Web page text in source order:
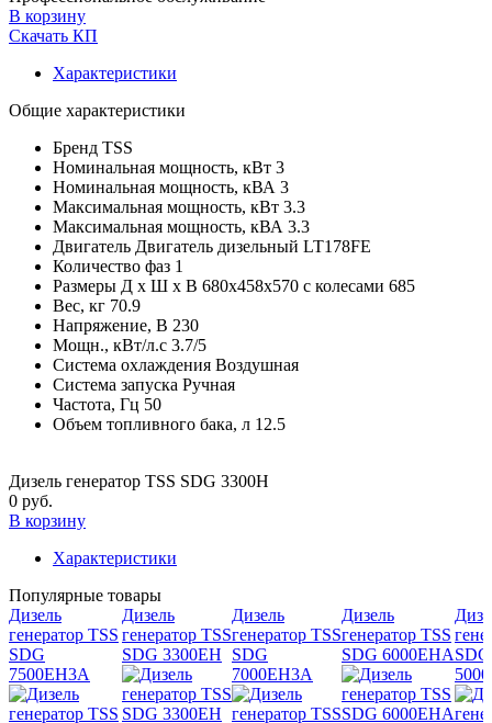
В корзину
Скачать КП
Характеристики
Общие характеристики
Бренд TSS
Номинальная мощность, кВт 3
Номинальная мощность, кВА 3
Максимальная мощность, кВт 3.3
Максимальная мощность, кВА 3.3
Двигатель Двигатель дизельный LT178FE
Количество фаз 1
Размеры Д х Ш х В 680х458х570 с колесами 685
Вес, кг 70.9
Напряжение, В 230
Мощн., кВт/л.с 3.7/5
Система охлаждения Воздушная
Система запуска Ручная
Частота, Гц 50
Объем топливного бака, л 12.5
Дизель генератор TSS SDG 3300H
0 руб.
В корзину
Характеристики
Популярные товары
Дизель
генератор TSS
SDG
7500EH3A
Дизель
генератор TSS
SDG 3300EH
Дизель
генератор TSS
SDG
7000EH3A
Дизель
генератор TSS
SDG 6000EHASDG